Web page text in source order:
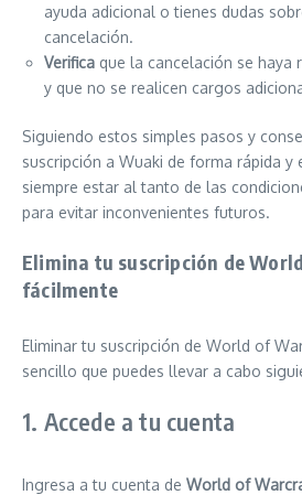
ayuda adicional o tienes dudas
cancelación.
Verifica que la cancelación se haya
y que no se realicen cargos
Siguiendo estos simples pasos y
suscripción a Wuaki de forma rápida y
siempre estar al tanto de las
para evitar inconvenientes futuros.
Elimina tu suscripción de
fácilmente
Eliminar tu suscripción de World of
sencillo que puedes llevar a cabo
1. Accede a tu cuenta
Ingresa a tu cuenta de World of